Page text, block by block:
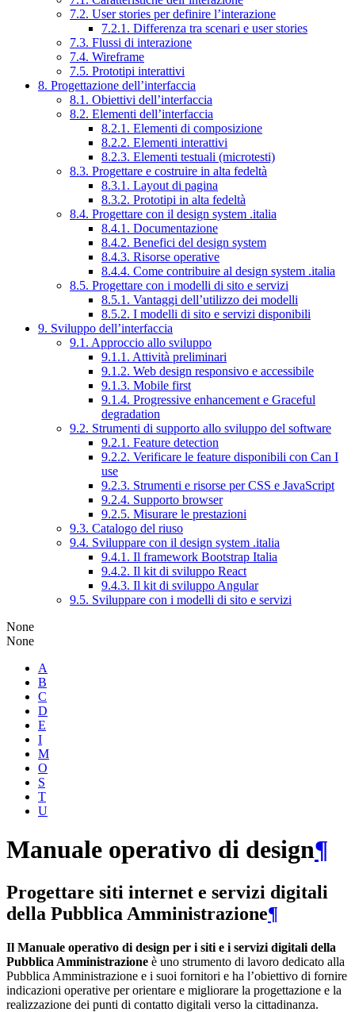
7.2. User stories per definire l’interazione
7.2.1. Differenza tra scenari e user stories
7.3. Flussi di interazione
7.4. Wireframe
7.5. Prototipi interattivi
8. Progettazione dell’interfaccia
8.1. Obiettivi dell’interfaccia
8.2. Elementi dell’interfaccia
8.2.1. Elementi di composizione
8.2.2. Elementi interattivi
8.2.3. Elementi testuali (microtesti)
8.3. Progettare e costruire in alta fedeltà
8.3.1. Layout di pagina
8.3.2. Prototipi in alta fedeltà
8.4. Progettare con il design system .italia
8.4.1. Documentazione
8.4.2. Benefici del design system
8.4.3. Risorse operative
8.4.4. Come contribuire al design system .italia
8.5. Progettare con i modelli di sito e servizi
8.5.1. Vantaggi dell’utilizzo dei modelli
8.5.2. I modelli di sito e servizi disponibili
9. Sviluppo dell’interfaccia
9.1. Approccio allo sviluppo
9.1.1. Attività preliminari
9.1.2. Web design responsivo e accessibile
9.1.3. Mobile first
9.1.4. Progressive enhancement e Graceful
degradation
9.2. Strumenti di supporto allo sviluppo del software
9.2.1. Feature detection
9.2.2. Verificare le feature disponibili con Can I
use
9.2.3. Strumenti e risorse per CSS e JavaScript
9.2.4. Supporto browser
9.2.5. Misurare le prestazioni
9.3. Catalogo del riuso
9.4. Sviluppare con il design system .italia
9.4.1. Il framework Bootstrap Italia
9.4.2. Il kit di sviluppo React
9.4.3. Il kit di sviluppo Angular
9.5. Sviluppare con i modelli di sito e servizi
None
None
A
B
C
D
E
I
M
O
S
T
U
Manuale operativo di design¶
Progettare siti internet e servizi digitali
della Pubblica Amministrazione¶
Il Manuale operativo di design per i siti e i servizi digitali della
Pubblica Amministrazione è uno strumento di lavoro dedicato alla
Pubblica Amministrazione e i suoi fornitori e ha l’obiettivo di fornire
indicazioni operative per orientare e migliorare la progettazione e la
realizzazione dei punti di contatto digitali verso la cittadinanza.